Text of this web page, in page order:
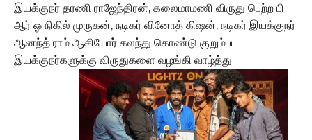
இயக்குநர் தரணி ராஜேந்திரன், கலைமாமணி விருது பெற்ற பி
ஆர் ஓ நிகில் முருகன், நடிகர் வினோத் கிஷன், நடிகர் இயக்குநர்
ஆனந்த் ராம் ஆகியோர் கலந்து கொண்டு குறும்பட
இயக்குநர்களுக்கு விருதுகளை வழங்கி வாழ்த்து